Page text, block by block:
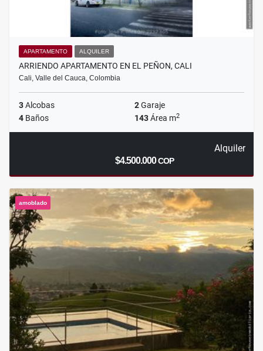
APARTAMENTO ALQUILER
ARRIENDO APARTAMENTO EN EL PEÑON, CALI
Cali, Valle del Cauca, Colombia
3Alcobas 2Garaje
4 Baños 143Área m2
Alquiler
$4.500.000COP
amoblado